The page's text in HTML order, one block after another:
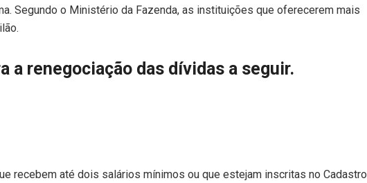
Segundo o Ministério da Fazenda, as instituições que oferecerem mais
a renegociação das dívidas a seguir.
recebem até dois salários mínimos ou que estejam inscritas no Cadastro